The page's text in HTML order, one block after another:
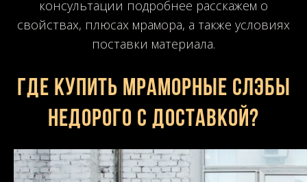
консультации подробнее расскажем о
свойствах, плюсах мрамора, а также условиях
поставки материала.
Где купить мраморные слэбы
недорого с доставкой?